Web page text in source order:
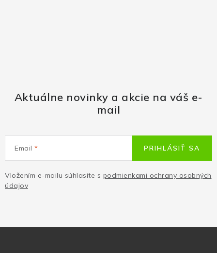
Aktuálne novinky a akcie na váš e-
mail
Email
Vložením e-mailu súhlasíte s podmienkami ochrany osobných
údajov
PRIHLÁSIŤ SA